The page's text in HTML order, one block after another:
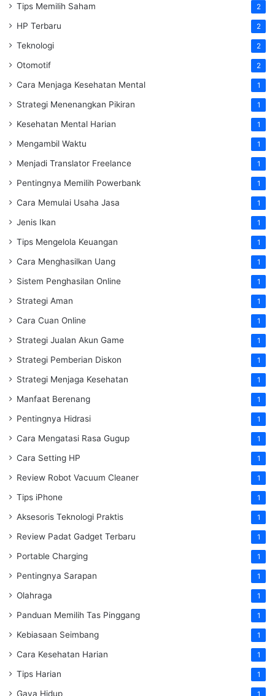
Tips Memilih Saham 2
HP Terbaru 2
Teknologi 2
Otomotif 2
Cara Menjaga Kesehatan Mental 1
Strategi Menenangkan Pikiran 1
Kesehatan Mental Harian 1
Mengambil Waktu 1
Menjadi Translator Freelance 1
Pentingnya Memilih Powerbank 1
Cara Memulai Usaha Jasa 1
Jenis Ikan 1
Tips Mengelola Keuangan 1
Cara Menghasilkan Uang 1
Sistem Penghasilan Online 1
Strategi Aman 1
Cara Cuan Online 1
Strategi Jualan Akun Game 1
Strategi Pemberian Diskon 1
Strategi Menjaga Kesehatan 1
Manfaat Berenang 1
Pentingnya Hidrasi 1
Cara Mengatasi Rasa Gugup 1
Cara Setting HP 1
Review Robot Vacuum Cleaner 1
Tips iPhone 1
Aksesoris Teknologi Praktis 1
Review Padat Gadget Terbaru 1
Portable Charging 1
Pentingnya Sarapan 1
Olahraga 1
Panduan Memilih Tas Pinggang 1
Kebiasaan Seimbang 1
Cara Kesehatan Harian 1
Tips Harian 1
Gaya Hidup 1